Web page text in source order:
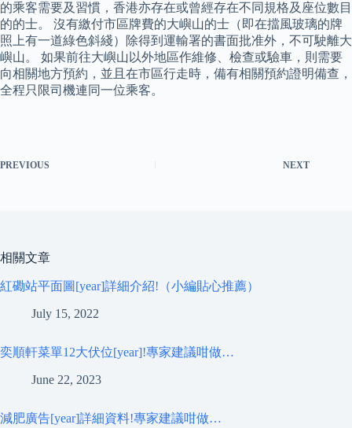
的乘客需要及習慣，香港亦存在或曾經存在不同規格及座位數目
的的士。 沒有繳付市區牌費的大嶼山的士（即在擋風玻璃的牌
照上有一道綠色斜綫）除得到運輸署的書面批准外，不可駛離大
嶼山。 如果前往大嶼山以外地區作維修、檢查或驗車，則需要
向相關地方預約，並且在市區行走時，備有相關預約證明備查，
全程只限司機連同一位乘客。
PREVIOUS NEXT
相關文章
紅磡站平面圖[year]詳細介紹!（小編貼心推薦）
July 15, 2022
奕順軒菜單12大伏位[year]!專家建議咁做…
June 22, 2023
減肥廣告[year]詳細資料!專家建議咁做…